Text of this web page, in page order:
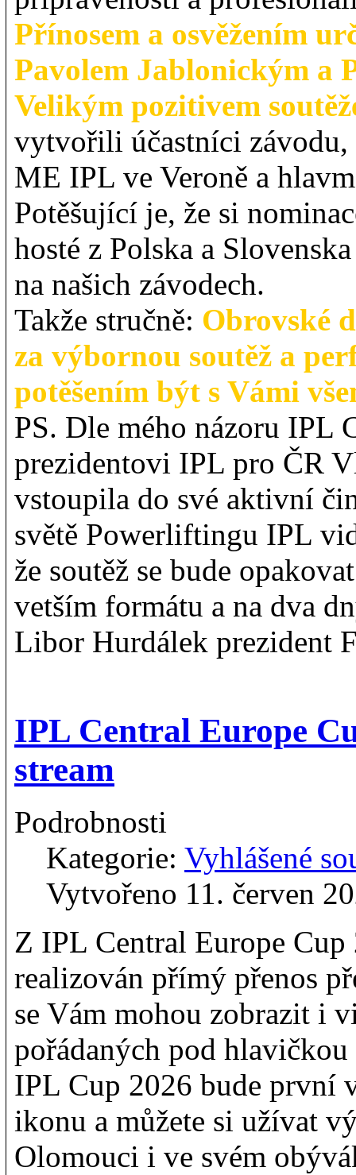
Přínosem a osvěžením
Pavolem Jablonickým a
Velikým pozitivem
vytvořili účastníci závodu,
ME IPL ve Veroně a
Potěšující je, že si
hosté z Polska a
na našich závodech.
Takže stručně: Obrovské
za výbornou soutěž a
potěšením být s Vámi
PS. Dle mého názoru IPL
prezidentovi IPL pro ČR
vstoupila do své aktivní
světě Powerliftingu IPL
že soutěž se bude
vetším formátu a na dva
Libor Hurdálek prezident
IPL Central Europe
stream
Podrobnosti
Kategorie: Vyhlášené
Vytvořeno 11. červen
Z IPL Central Europe
realizován přímý přenos
se Vám mohou zobrazit i
pořádaných pod
IPL Cup 2026 bude první
ikonu a můžete si užívat
Olomouci i ve svém